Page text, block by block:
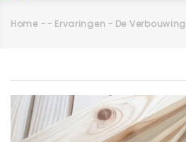
Kruimelpad
Home - - Ervaringen - De Verbouwing
Primaire
tabs